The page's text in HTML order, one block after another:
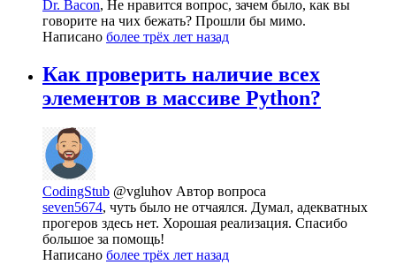
Dr. Bacon, Не нравится вопрос, зачем было, как вы
говорите на чих бежать? Прошли бы мимо.
Написано более трёх лет назад
Как проверить наличие всех
элементов в массиве Python?
CodingStub @vgluhov Автор вопроса
seven5674, чуть было не отчаялся. Думал, адекватных
прогеров здесь нет. Хорошая реализация. Спасибо
большое за помощь!
Написано более трёх лет назад